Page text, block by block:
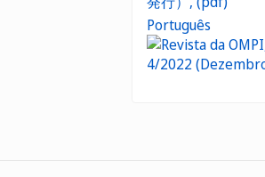
Português